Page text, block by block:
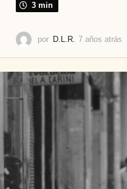
3 min
por D.L.R. 7 años atrás
o